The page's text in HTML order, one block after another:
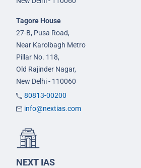
Tagore House
27-B, Pusa Road,
Near Karolbagh Metro
Pillar No. 118,
Old Rajinder Nagar,
New Delhi - 110060
80813-00200
info@nextias.com
NEXT IAS